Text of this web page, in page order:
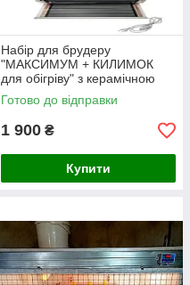
Набір для брудеру
"МАКСИМУМ + КИЛИМОК
для обігріву" з керамічною
лампою - №12
Готово до відправки
1 900 ₴
Купити